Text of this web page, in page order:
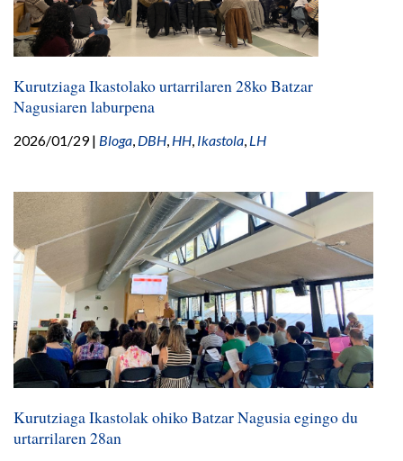
Kurutziaga Ikastolako urtarrilaren 28ko Batzar
Nagusiaren laburpena
2026/01/29| Bloga DBH HH Ikastola LH
Kurutziaga Ikastolak ohiko Batzar Nagusia egingo du
urtarrilaren 28an